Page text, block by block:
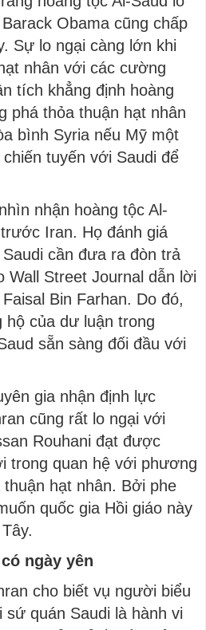
Obama cũng chấp
Sự lo ngại càng lớn khi
nhân với các cường
tích khẳng định hoàng
phá thỏa thuận hạt nhân
bình Syria nếu Mỹ một
tuyến với Saudi để
nhận hoàng tộc Al-
Iran. Họ đánh giá
cần đưa ra đòn trả
Wall Street Journal dẫn lời
Bin Farhan. Do đó,
của dư luận trong
sẵn sàng đối đầu với
gia nhận định lực
cũng rất lo ngại với
Rouhani đạt được
trong quan hệ với phương
hạt nhân. Bởi phe
quốc gia Hồi giáo này
ngày yên
cho biết vụ người biểu
quán Saudi là hành vi